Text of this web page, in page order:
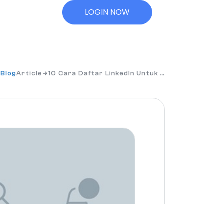
LOGIN NOW
BlogArticle 10 Cara Daftar LinkedIn Untuk …